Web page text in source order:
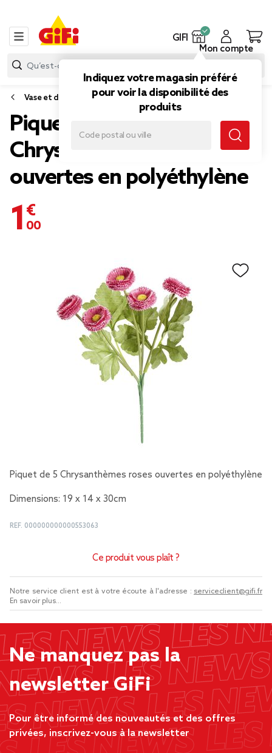
GIFI
Indiquez votre magasin préféré
pour voir la disponibilité des
produits
Mon compte
Vase et déco florale
Piquet de 5
Chrysanthèmes roses
ouvertes en polyéthylène
1,00 €
Piquet de 5 Chrysanthèmes roses ouvertes en polyéthylène
Dimensions: 19 x 14 x 30cm
REF. 000000000000553063
Ce produit vous plaît ?
Notre service client est à votre écoute à l'adresse : serviceclient@gifi.fr
En savoir plus...
Ne manquez pas la
newsletter GiFi
Pour être informé des nouveautés et des offres
privées, inscrivez-vous à la newsletter